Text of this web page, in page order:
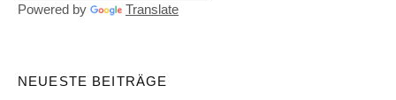
Powered by Translate
NEUESTE BEITRÄGE